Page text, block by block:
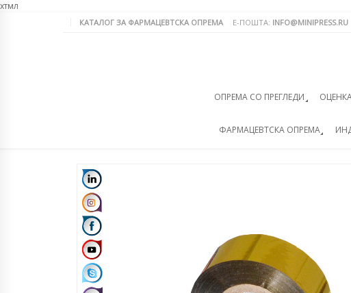
хтмл
КАТАЛОГ ЗА ФАРМАЦЕВТСКА ОПРЕМА Е-ПОШТА: INFO@MINIPRESS.RU
ОПРЕМА СО ПРЕГЛЕДИ
ФАРМАЦЕВТСКА ОПРЕМА